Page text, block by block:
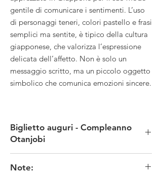
gentile di comunicare i sentimenti. L’uso
di personaggi teneri, colori pastello e frasi
semplici ma sentite, è tipico della cultura
giapponese, che valorizza l’espressione
delicata dell’affetto. Non è solo un
messaggio scritto, ma un piccolo oggetto
simbolico che comunica emozioni sincere.
Biglietto auguri - Compleanno
Otanjobi
TECNICA: stampa
Note: